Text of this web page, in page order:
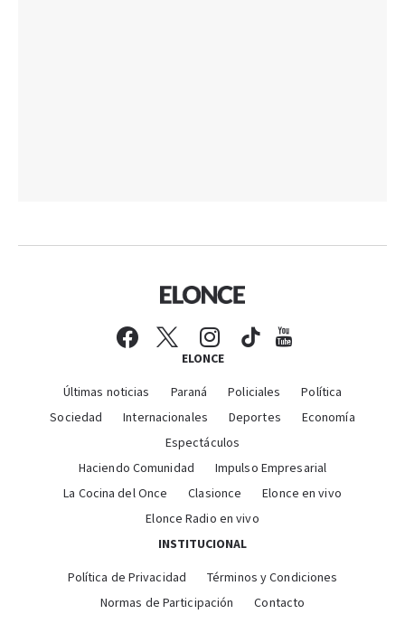
ELONCE
Últimas noticias Paraná Policiales
Política
Sociedad
Internacionales Deportes
Economía
Espectáculos
Haciendo Comunidad
Impulso Empresarial
La Cocina del Once
Clasionce
Elonce en vivo
Elonce Radio en vivo
INSTITUCIONAL
Política de Privacidad
Términos y Condiciones
Normas de Participación
Contacto